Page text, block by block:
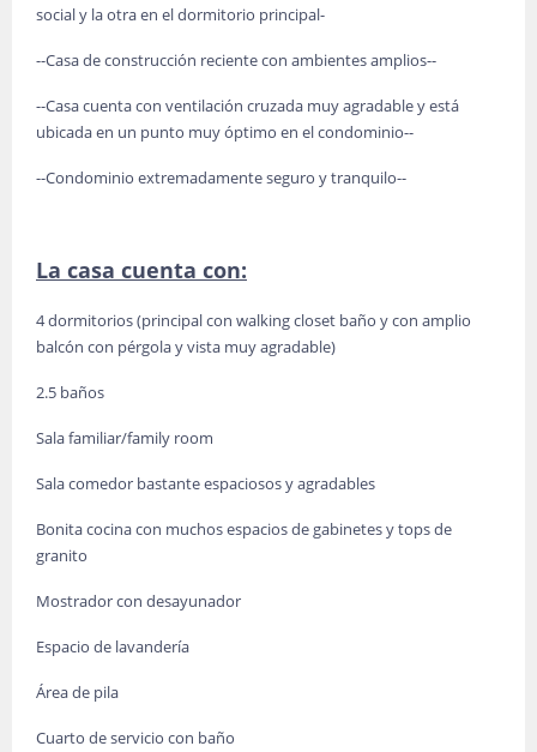
social y la otra en el dormitorio principal-
--Casa de construcción reciente con ambientes amplios--
--Casa cuenta con ventilación cruzada muy agradable y está
ubicada en un punto muy óptimo en el condominio--
--Condominio extremadamente seguro y tranquilo--
La casa cuenta con:
4 dormitorios (principal con walking closet baño y con amplio
balcón con pérgola y vista muy agradable)
2.5 baños
Sala familiar/family room
Sala comedor bastante espaciosos y agradables
Bonita cocina con muchos espacios de gabinetes y tops de
granito
Mostrador con desayunador
Espacio de lavandería
Área de pila
Cuarto de servicio con baño